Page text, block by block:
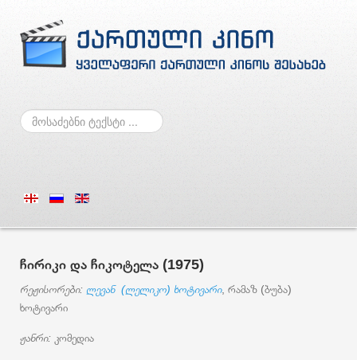
ძებნა
ჩირიკი და ჩიკოტელა (1975)
რეჟისორები: ლევან (ლელიკო) ხოტივარი, რამაზ (ბუბა)
ხოტივარი
ჟანრი: კომედია